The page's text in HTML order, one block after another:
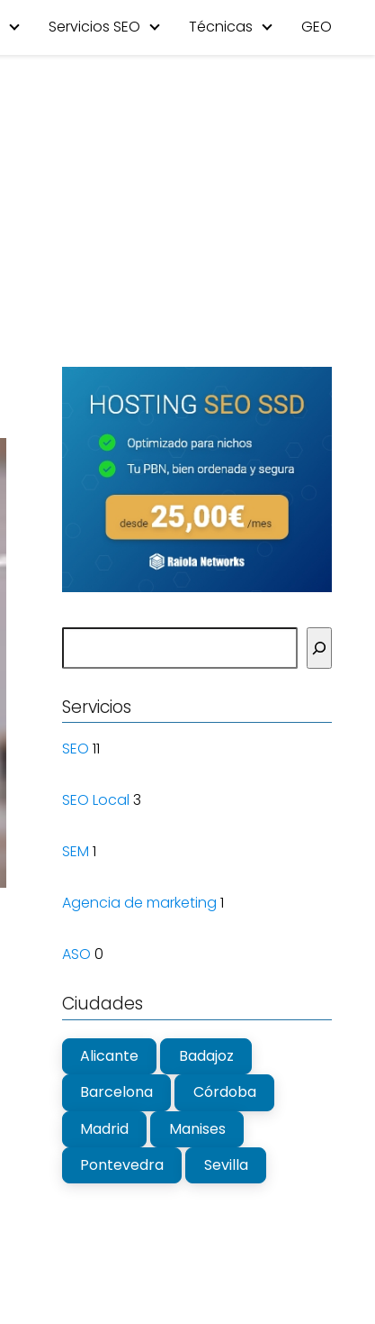
Servicios SEO Técnicas GEO
Servicios
SEO 11
SEO Local 3
SEM 1
Agencia de marketing 1
ASO 0
Ciudades
Alicante
Badajoz
Barcelona
Córdoba
Madrid
Manises
Pontevedra
Sevilla